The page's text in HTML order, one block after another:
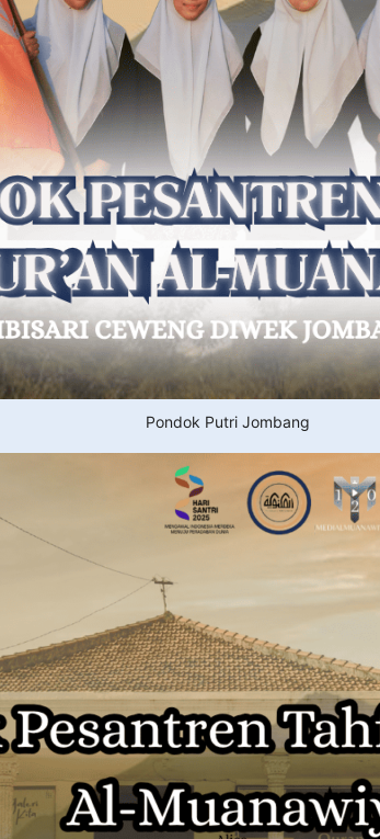
Pondok Putri Jombang